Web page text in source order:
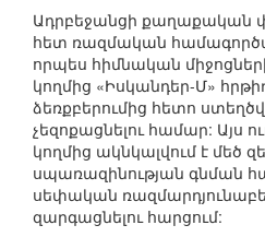
Ադրբեջանցի քաղաքական
հետ ռազմական
որպես հիմնական
կողմից «Իսկանդեր-Մ»
ձեռքբերումից հետո
չեզոքացնելու համար: Այս
կողմից ակնկալվում է մեծ
սպառազինության գնման
սեփական
զարգացնելու հարցում: